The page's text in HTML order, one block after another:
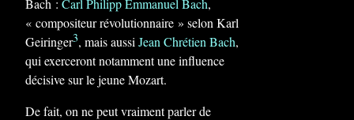
Bach : Carl Philipp Emmanuel Bach,
« compositeur révolutionnaire » selon Karl
Geiringer3, mais aussi Jean Chrétien Bach,
qui exerceront notamment une influence
décisive sur le jeune Mozart.
De fait, on ne peut vraiment parler de